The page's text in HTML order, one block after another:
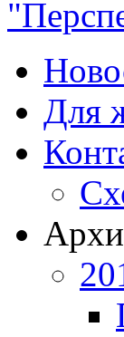
Для